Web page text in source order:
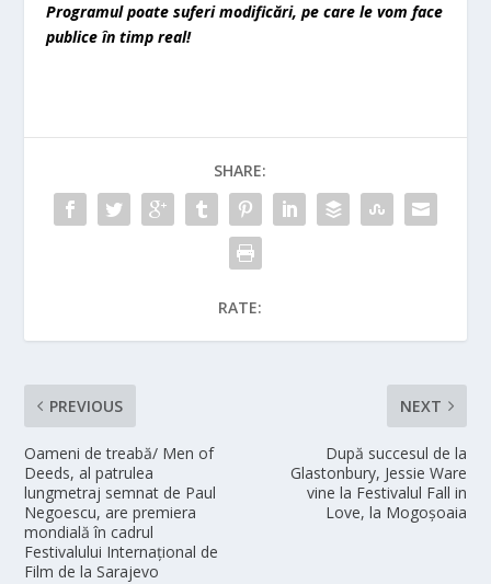
Programul poate suferi modificări, pe care le vom face
publice în timp real!
SHARE:
RATE:
PREVIOUS
Oameni de treabă/ Men of
Deeds, al patrulea
lungmetraj semnat de Paul
Negoescu, are premiera
mondială în cadrul
Festivalului Internațional de
Film de la Sarajevo
NEXT
După succesul de la
Glastonbury, Jessie Ware
vine la Festivalul Fall in
Love, la Mogoșoaia